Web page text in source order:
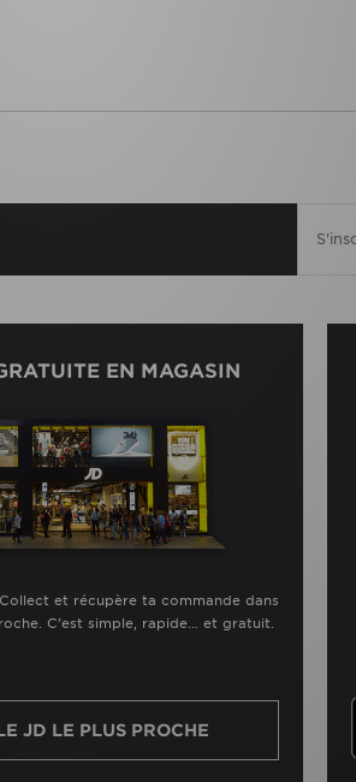
EN MAGASIN
et récupère ta commande dans
C’est simple, rapide… et gratuit.
JD LE PLUS PROCHE